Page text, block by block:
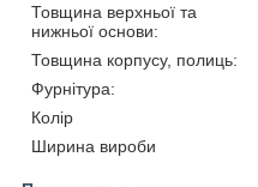
Товщина верхньої та
нижньої основи:
Товщина корпусу, полиць:
Фурнітура:
Колір
Ширина вироби